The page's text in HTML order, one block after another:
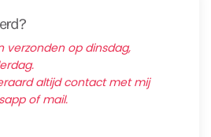
verzonden op dinsdag,
altijd contact met mij
of mail.